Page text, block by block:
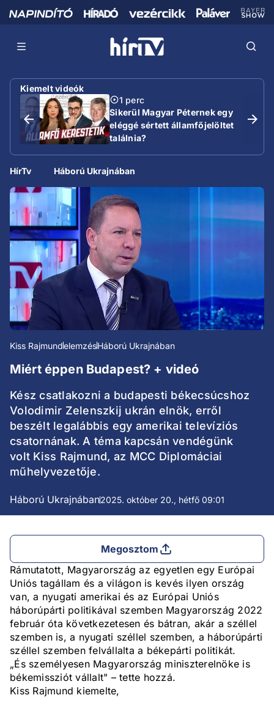
Kiemelt videók
1 perc
Sikerül Magyar Péternek egy
eléggé sértett államfőjelöltet
találnia?
HírTv Háború Ukrajnában
Kiss RajmundelemzésHáború Ukrajnában
Miért éppen Budapest? + videó
Kész csatlakozni a budapesti békecsúcshoz
Volodimir Zelenszkij ukrán elnök, erről
beszélt legalábbis egy amerikai televíziós
csatornának. A téma kapcsán vendégünk
volt Kiss Rajmund, az MCC Diplomáciai
műhelyvezetője.
Háború Ukrajnában2025. október 20., hétfő 09:01
Megosztom
Rámutatott, Magyarország az egyetlen egy Európai
Uniós tagállam és a világon is kevés ilyen ország
van, a nyugati amerikai és az Európai Uniós
háborúpárti politikával szemben Magyarország 2022
február óta következetesen és bátran, akár a széllel
szemben is, a nyugati széllel szemben, a háborúpárti
széllel szemben felvállalta a békepárti politikát.
„És személyesen Magyarország miniszterelnöke is
békemissziót vállalt" – tette hozzá.
Kiss Rajmund kiemelte,